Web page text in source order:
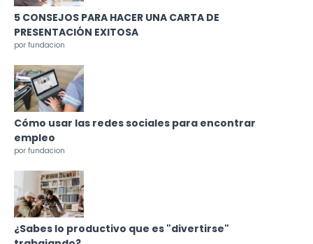
5 CONSEJOS PARA HACER UNA CARTA DE
PRESENTACIÓN EXITOSA
por fundacion
Cómo usar las redes sociales para encontrar
empleo
por fundacion
¿Sabes lo productivo que es "divertirse"